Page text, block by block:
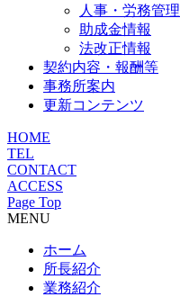
人事・労務管理
助成金情報
法改正情報
契約内容・報酬等
事務所案内
更新コンテンツ
HOME
TEL
CONTACT
ACCESS
Page Top
MENU
ホーム
所長紹介
業務紹介